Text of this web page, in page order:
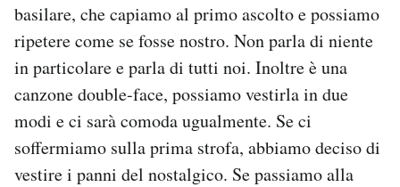
basilare, che capiamo al primo ascolto e possiamo
ripetere come se fosse nostro. Non parla di niente
in particolare e parla di tutti noi. Inoltre è una
canzone double-face, possiamo vestirla in due
modi e ci sarà comoda ugualmente. Se ci
soffermiamo sulla prima strofa, abbiamo deciso di
vestire i panni del nostalgico. Se passiamo alla